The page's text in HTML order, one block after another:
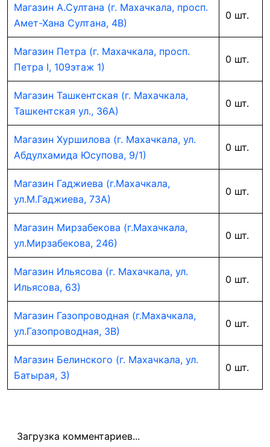
Магазин А.Султана (г. Махачкала, просп.
Амет-Хана Султана, 4В)
0 шт.
Магазин Петра (г. Махачкала, просп.
Петра I, 109этаж 1)
0 шт.
Магазин Ташкентская (г. Махачкала,
Ташкентская ул., 36А)
0 шт.
Магазин Хуршилова (г. Махачкала, ул.
Абдулхамида Юсупова, 9/1)
0 шт.
Магазин Гаджиева (г.Махачкала,
ул.М.Гаджиева, 73А)
0 шт.
Магазин Мирзабекова (г.Махачкала,
ул.Мирзабекова, 246)
0 шт.
Магазин Ильясова (г. Махачкала, ул.
Ильясова, 63)
0 шт.
Магазин Газопроводная (г.Махачкала,
ул.Газопроводная, 3В)
0 шт.
Магазин Белинского (г. Махачкала, ул.
Батырая, 3)
0 шт.
Загрузка комментариев...